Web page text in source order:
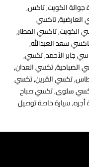
جوالة الكويت,تاكس,
العارضية,تاكسي
الكويت,تاكسي المطار,
سعد العبدالله,
جابر الأحمد,تكسي,
الصباحية,تكسي العدان,
,تكسي القرين,تكسي
سلوى,تكسي صباح
أجره,سيارة خاصة توصيل